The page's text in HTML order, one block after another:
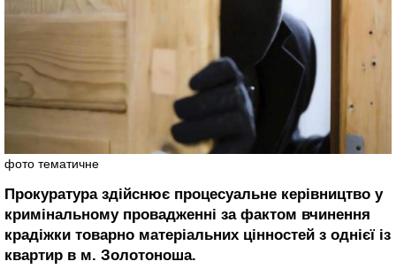
фото тематичне
Прокуратура здійснює процесуальне керівництво у
кримінальному провадженні за фактом вчинення
крадіжки товарно матеріальних цінностей з однієї із
квартир в м. Золотоноша.